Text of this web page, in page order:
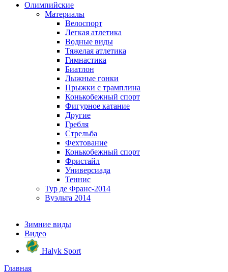
Олимпийские
Материалы
Велоспорт
Легкая атлетика
Водные виды
Тяжелая атлетика
Гимнастика
Биатлон
Лыжные гонки
Прыжки с трамплина
Конькобежный спорт
Фигурное катание
Другие
Гребля
Стрельба
Фехтование
Конькобежный спорт
Фристайл
Универсиада
Теннис
Тур де Франс-2014
Вуэльта 2014
Зимние виды
Видео
Halyk Sport
Главная